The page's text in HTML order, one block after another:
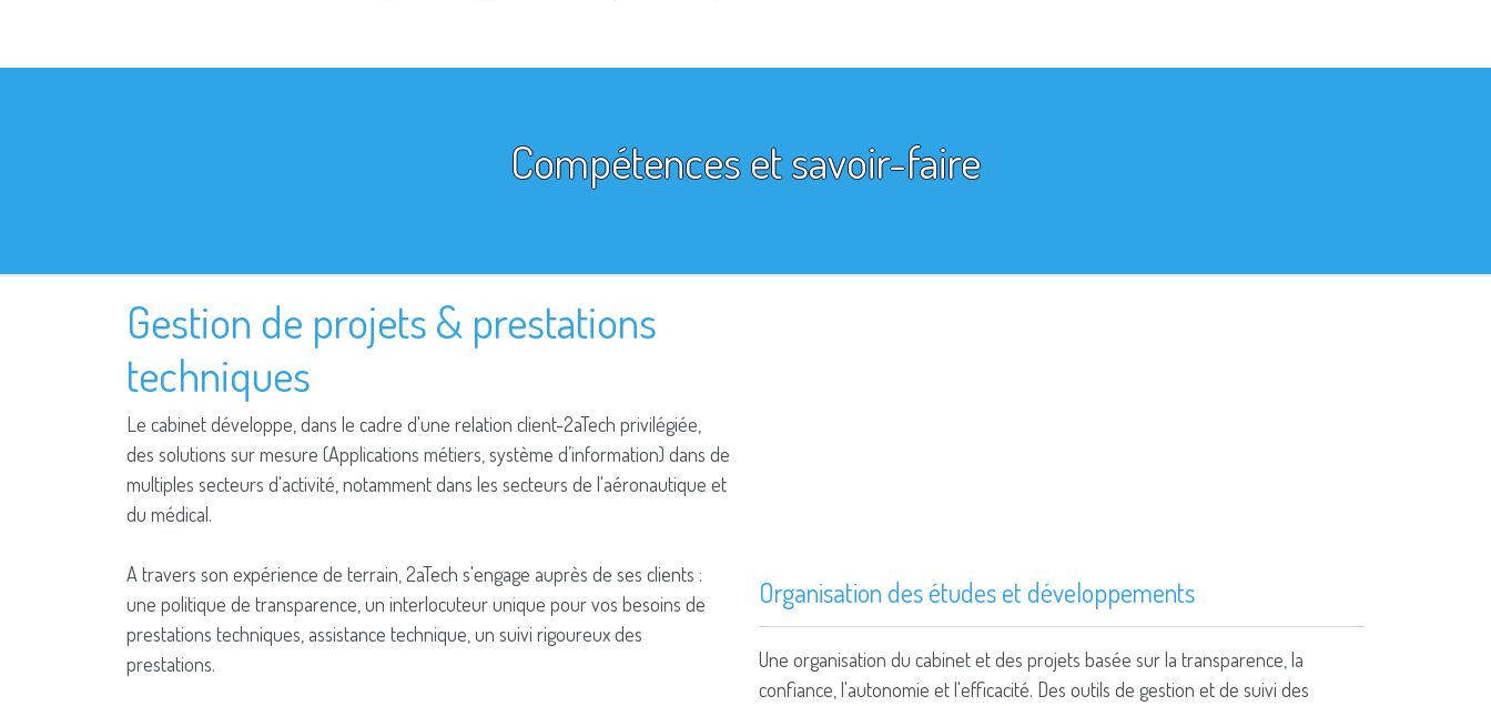
Compétences et savoir-faire
Gestion de projets & prestations
techniques
Le cabinet développe, dans le cadre d'une relation client-2aTech privilégiée,
des solutions sur mesure (Applications métiers, système d’information) dans de
multiples secteurs d'activité, notamment dans les secteurs de l'aéronautique et
du médical.
A travers son expérience de terrain, 2aTech s'engage auprès de ses clients :
une politique de transparence, un interlocuteur unique pour vos besoins de
prestations techniques, assistance technique, un suivi rigoureux des
prestations.
Organisation des études et développements
Une organisation du cabinet et des projets basée sur la transparence, la
confiance, l'autonomie et l'efficacité. Des outils de gestion et de suivi des